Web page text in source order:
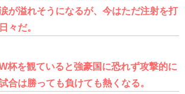
が溢れそうになるが、今はただ注射を打
々だ。
杯を観ていると強豪国に恐れず攻撃的に
合は勝っても負けても熱くなる。